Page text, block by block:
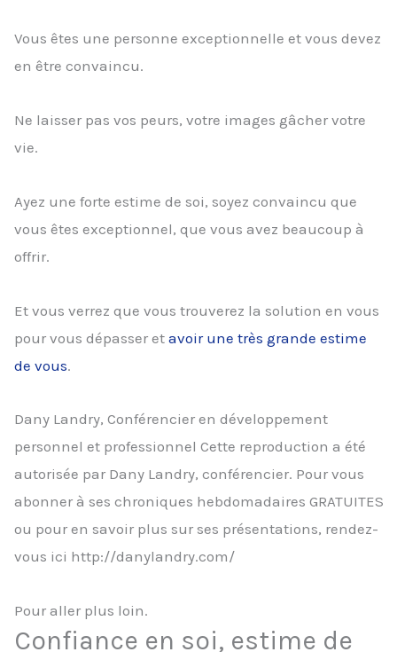
Vous êtes une personne exceptionnelle et vous devez
en être convaincu.
Ne laisser pas vos peurs, votre images gâcher votre
vie.
Ayez une forte estime de soi, soyez convaincu que
vous êtes exceptionnel, que vous avez beaucoup à
offrir.
Et vous verrez que vous trouverez la solution en vous
pour vous dépasser et avoir une très grande estime
de vous.
Dany Landry, Conférencier en développement
personnel et professionnel Cette reproduction a été
autorisée par Dany Landry, conférencier. Pour vous
abonner à ses chroniques hebdomadaires GRATUITES
ou pour en savoir plus sur ses présentations, rendez-
vous ici http://danylandry.com/
Pour aller plus loin.
Confiance en soi, estime de